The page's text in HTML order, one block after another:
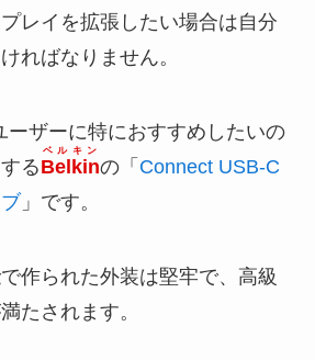
レイを拡張したい場合は自分
ればなりません。
ーザーに特におすすめしたいの
るBelkin
ベルキン
の「 Connect USB-C
」です。
で作られた外装は堅牢で、高級
たされます。